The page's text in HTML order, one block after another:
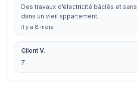
Des travaux d’électricité bâclés et
dans un vieil appartement.
il y a 8 mois
Client V.
7